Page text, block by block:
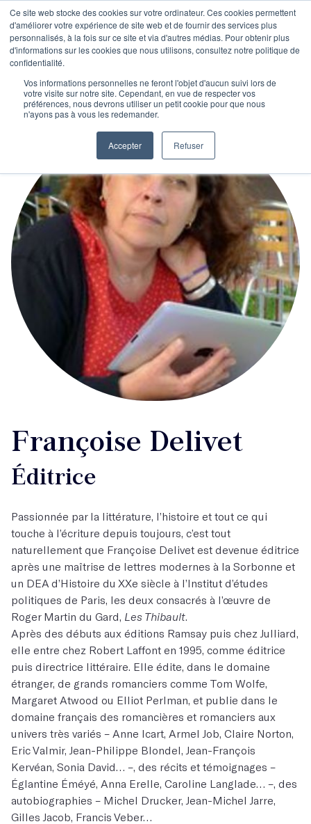
Ce site web stocke des cookies sur votre ordinateur. Ces cookies permettent
d'améliorer votre expérience de site web et de fournir des services plus
personnalisés, à la fois sur ce site et via d'autres médias. Pour obtenir plus
d'informations sur les cookies que nous utilisons, consultez notre politique de
confidentialité.
Vos informations personnelles ne feront l'objet d'aucun suivi lors de
votre visite sur notre site. Cependant, en vue de respecter vos
préférences, nous devrons utiliser un petit cookie pour que nous
n'ayons pas à vous les redemander.
Accepter Refuser
Françoise Delivet
Éditrice
Passionnée par la littérature, l’histoire et tout ce qui
touche à l’écriture depuis toujours, c’est tout
naturellement que Françoise Delivet est devenue éditrice
après une maîtrise de lettres modernes à la Sorbonne et
un DEA d’Histoire du XXe siècle à l’Institut d’études
politiques de Paris, les deux consacrés à l’œuvre de
Roger Martin du Gard, Les Thibault.
Après des débuts aux éditions Ramsay puis chez Julliard,
elle entre chez Robert Laffont en 1995, comme éditrice
puis directrice littéraire. Elle édite, dans le domaine
étranger, de grands romanciers comme Tom Wolfe,
Margaret Atwood ou Elliot Perlman, et publie dans le
domaine français des romancières et romanciers aux
univers très variés – Anne Icart, Armel Job, Claire Norton,
Eric Valmir, Jean-Philippe Blondel, Jean-François
Kervéan, Sonia David… –, des récits et témoignages –
Églantine Éméyé, Anna Erelle, Caroline Langlade… –, des
autobiographies – Michel Drucker, Jean-Michel Jarre,
Gilles Jacob, Francis Veber…